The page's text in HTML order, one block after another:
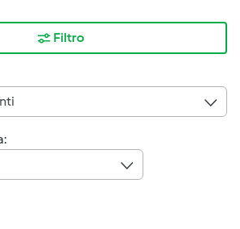
Filtro